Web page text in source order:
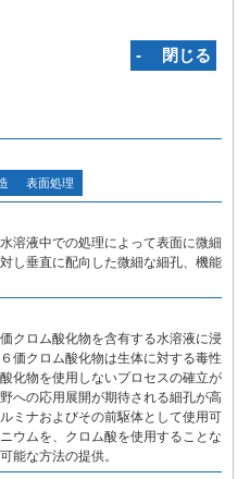
‐ 閉じる
表面処理
溶液中での処理によって表面に微細
し垂直に配向した微細な細孔、機能
クロム酸化物を含有する水溶液に浸
価クロム酸化物は生体に対する毒性
化物を使用しないプロセスの確立が
への応用展開が期待される細孔が高
ミナおよびその前駆体として使用可
ウムを、クロム酸を使用することな
能な方法の提供。